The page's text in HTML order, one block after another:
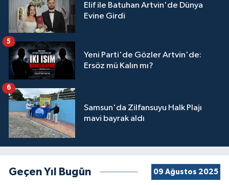
Elif ile Batuhan Artvin'de Dünya
Evine Girdi
Yeni Parti'de Gözler Artvin'de:
Ersöz mü Kalın mı?
5
Samsun'da Zilfansuyu Halk Plajı
mavi bayrak aldı
6
Geçen Yıl Bugün 09 Ağustos 2025